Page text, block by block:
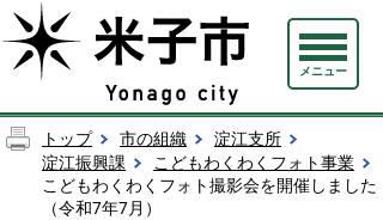
メニュー
トップ 市の組織
淀江支所
淀江振興課
こどもわくわくフォト事業
こどもわくわくフォト撮影会を開催しました
（令和7年7月）